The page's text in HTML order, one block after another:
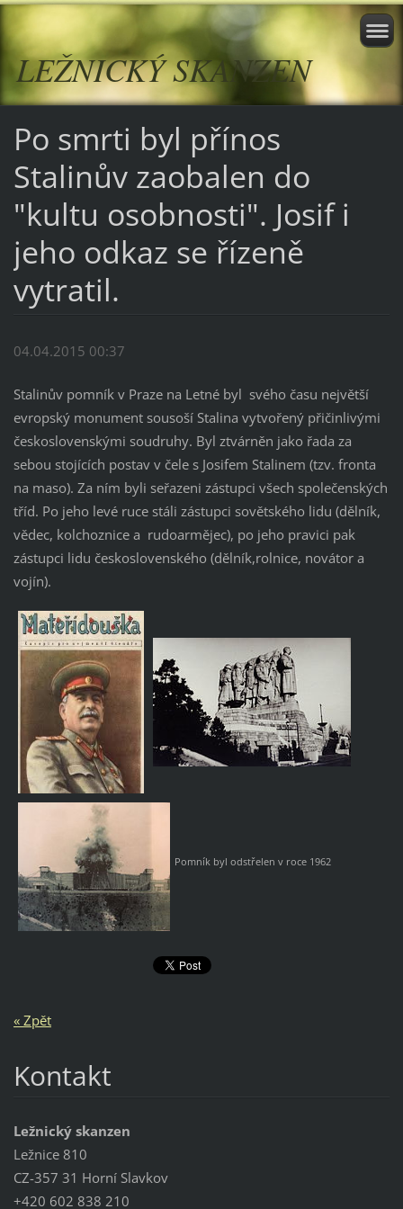
LEŽNICKÝ SKANZEN
Po smrti byl přínos
Stalinův zaobalen do
"kultu osobnosti". Josif i
jeho odkaz se řízeně
vytratil.
04.04.2015 00:37
Stalinův pomník v Praze na Letné byl svého času největší
evropský monument sousoší Stalina vytvořený přičinlivými
československými soudruhy. Byl ztvárněn jako řada za
sebou stojících postav v čele s Josifem Stalinem (tzv. fronta
na maso). Za ním byli seřazeni zástupci všech společenských
tříd. Po jeho levé ruce stáli zástupci sovětského lidu (dělník,
vědec, kolchoznice a rudoarmějec), po jeho pravici pak
zástupci lidu československého (dělník,rolnice, novátor a
vojín).
Pomník byl odstřelen v roce 1962
« Zpět
Kontakt
Ležnický skanzen
Ležnice 810
CZ-357 31 Horní Slavkov
+420 602 838 210